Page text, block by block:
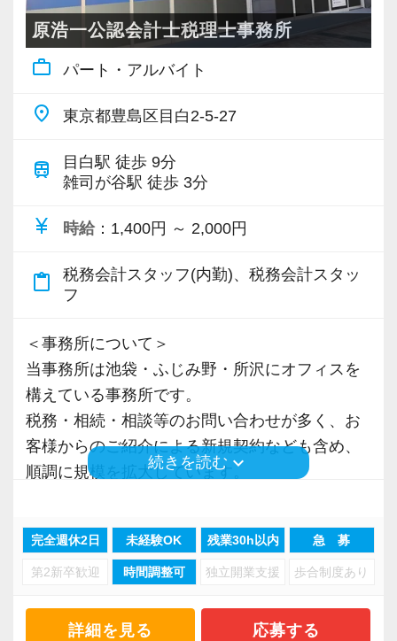
原浩一公認会計士税理士事務所
work_outline パート・アルバイト
place 東京都豊島区目白2-5-27
train
目白駅 徒歩 9分
雑司が谷駅 徒歩 3分
currency_yen 時給 ：1,400円 ～ 2,000円
content_paste
税務会計スタッフ(内勤)、税務会計スタッ
フ
＜事務所について＞
当事務所は池袋・ふじみ野・所沢にオフィスを
構えている事務所です。
税務・相続・相談等のお問い合わせが多く、お
客様からのご紹介による新規契約なども含め、
順調に規模を拡⼤しています。
＜事務所の特徴＞
多種多様な業種のお客様や成長途中のお客様を
サポートする事が多く、業務を通してお客様と
豊富な案件を取り扱ってますので、幅広い経験
続きを読む keyboard_arrow_down
完全週休2日 未経験OK 残業30h以内 急 募
第2新卒歓迎 時間調整可 独立開業支援 歩合制度あり
詳細を見る 応募する